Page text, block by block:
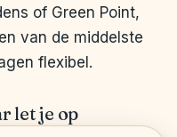
of Green Point,
van de middelste
flexibel.
let je op